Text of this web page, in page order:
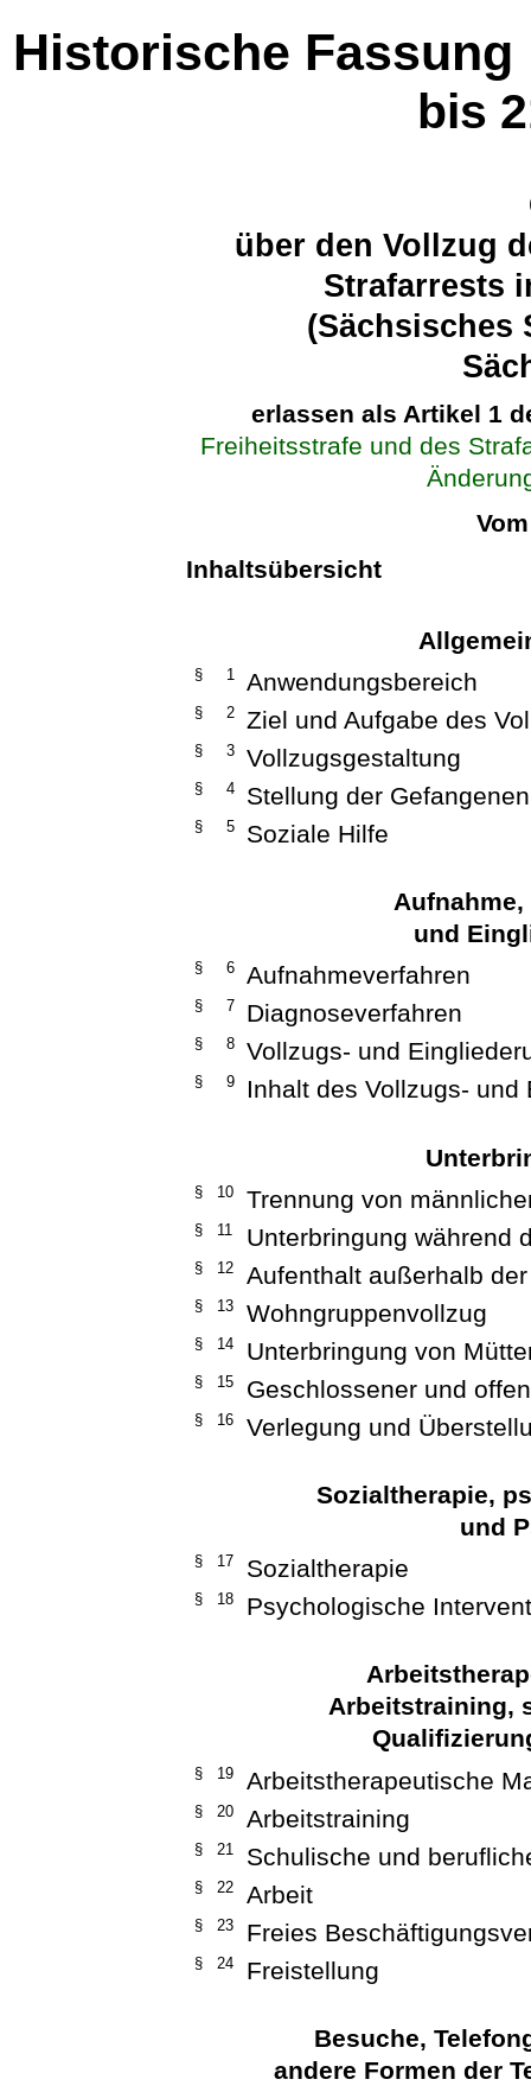
Historische Fassung
bis
über den Vollzug
Strafarrests
(Sächsisches
erlassen als Artikel 1
Freiheitsstrafe und des
Inhaltsübersicht
§ 1 Anwendungsbereich
§ 2 Ziel und Aufgabe des
§ 3 Vollzugsgestaltung
§ 4 Stellung der
§ 5 Soziale Hilfe
und
§ 6 Aufnahmeverfahren
§ 7 Diagnoseverfahren
§ 8 Vollzugs- und
§ 9 Inhalt des Vollzugs-
§ 10 Trennung von
§ 11 Unterbringung während
§ 12 Aufenthalt außerhalb
§ 13 Wohngruppenvollzug
§ 14 Unterbringung von
§ 15 Geschlossener und
§ 16 Verlegung und
Sozialtherapie,
und
§ 17 Sozialtherapie
§ 18 Psychologische
Arbeitstraining,
§ 19 Arbeitstherapeutische
§ 20 Arbeitstraining
§ 21 Schulische und
§ 22 Arbeit
§ 23 Freies
§ 24 Freistellung
Besuche,
andere Formen der